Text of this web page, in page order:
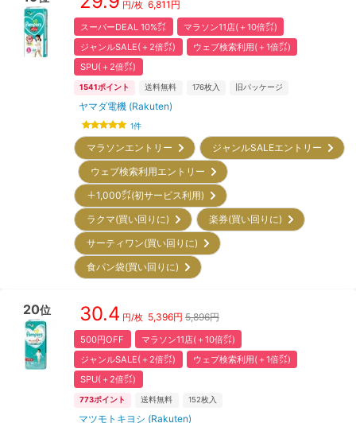
円/枚 6,811 円
スーパーDEAL 10%㌽
マラソン11店(＋10倍㌽)
ジャンルSALE(＋2倍㌽)
ウェブ検索利用(＋1倍㌽)
SPU(＋2倍㌽)
1541ポイント 送料無料 176枚入 旧パッケージ
ヤマダ電機 (Rakuten)
1件
マラソンエントリー
ジャンルSALEエントリー
ウェブ検索利用エントリー
＋1,000㌽(初サービス利用)
ラクマ(買い回りに)
楽券(買い回りに)
サーティワン(買い回りに)
食パン袋(買い回りに)
20位 30.4 円/枚 5,396円 5,896円
500円OFF
マラソン11店(＋10倍㌽)
ジャンルSALE(＋2倍㌽)
ウェブ検索利用(＋1倍㌽)
SPU(＋2倍㌽)
773ポイント 送料無料 152枚入
マツモトキヨシ (Rakuten)